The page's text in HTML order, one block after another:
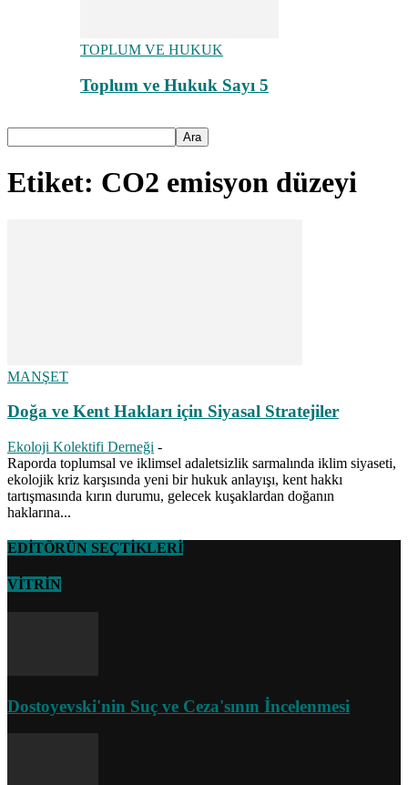
TOPLUM VE HUKUK
Toplum ve Hukuk Sayı 5
Etiket: CO2 emisyon düzeyi
MANŞET
Doğa ve Kent Hakları için Siyasal Stratejiler
Ekoloji Kolektifi Derneği -
Raporda toplumsal ve iklimsel adaletsizlik sarmalında iklim siyaseti,
ekolojik kriz karşısında yeni bir hukuk anlayışı, kent hakkı
tartışmasında kırın durumu, gelecek kuşaklardan doğanın
haklarına...
EDİTÖRÜN SEÇTİKLERİ
VİTRİN
Dostoyevski'nin Suç ve Ceza'sının İncelenmesi